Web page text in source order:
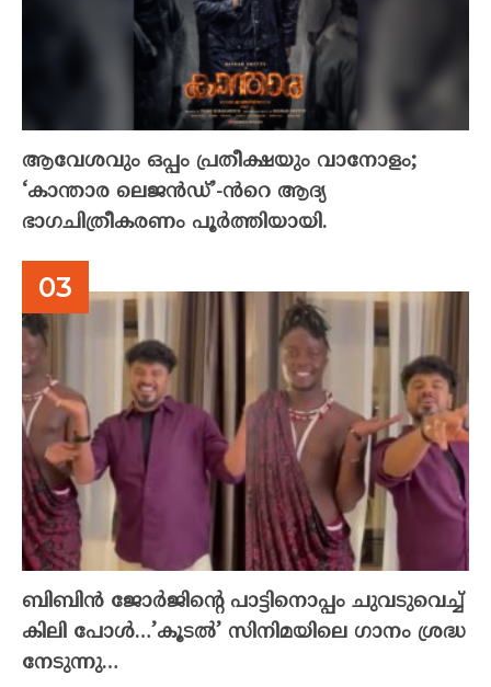
ആവേശവും ഒപ്പം പ്രതീക്ഷയും വാനോളം;
‘കാന്താര ലെജൻഡ്’-ൻറെ ആദ്യ
ഭാഗചിത്രീകരണം പൂർത്തിയായി.
ബിബിൻ ജോർജിന്റെ പാട്ടിനൊപ്പം ചുവടുവെച്ച്
കിലി പോൾ…’കൂടൽ’ സിനിമയിലെ ഗാനം ശ്രദ്ധ
നേടുന്നു…